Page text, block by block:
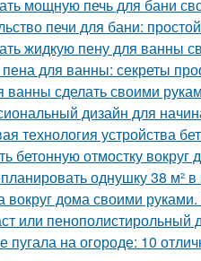
мощную печь для бани
печи для бани:
жидкую пену для ванны
для ванны: секреты
ванны сделать своими
дизайн для
технология устройства
бетонную отмостку
однушку 38 м² в
вокруг дома своими
или пенополистирольный
пугала на огороде: 10